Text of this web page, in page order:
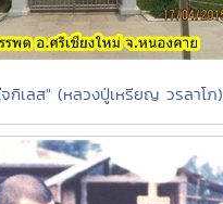
จกิเลส" (หลวงปู่เหรียญ วรลาโภ)